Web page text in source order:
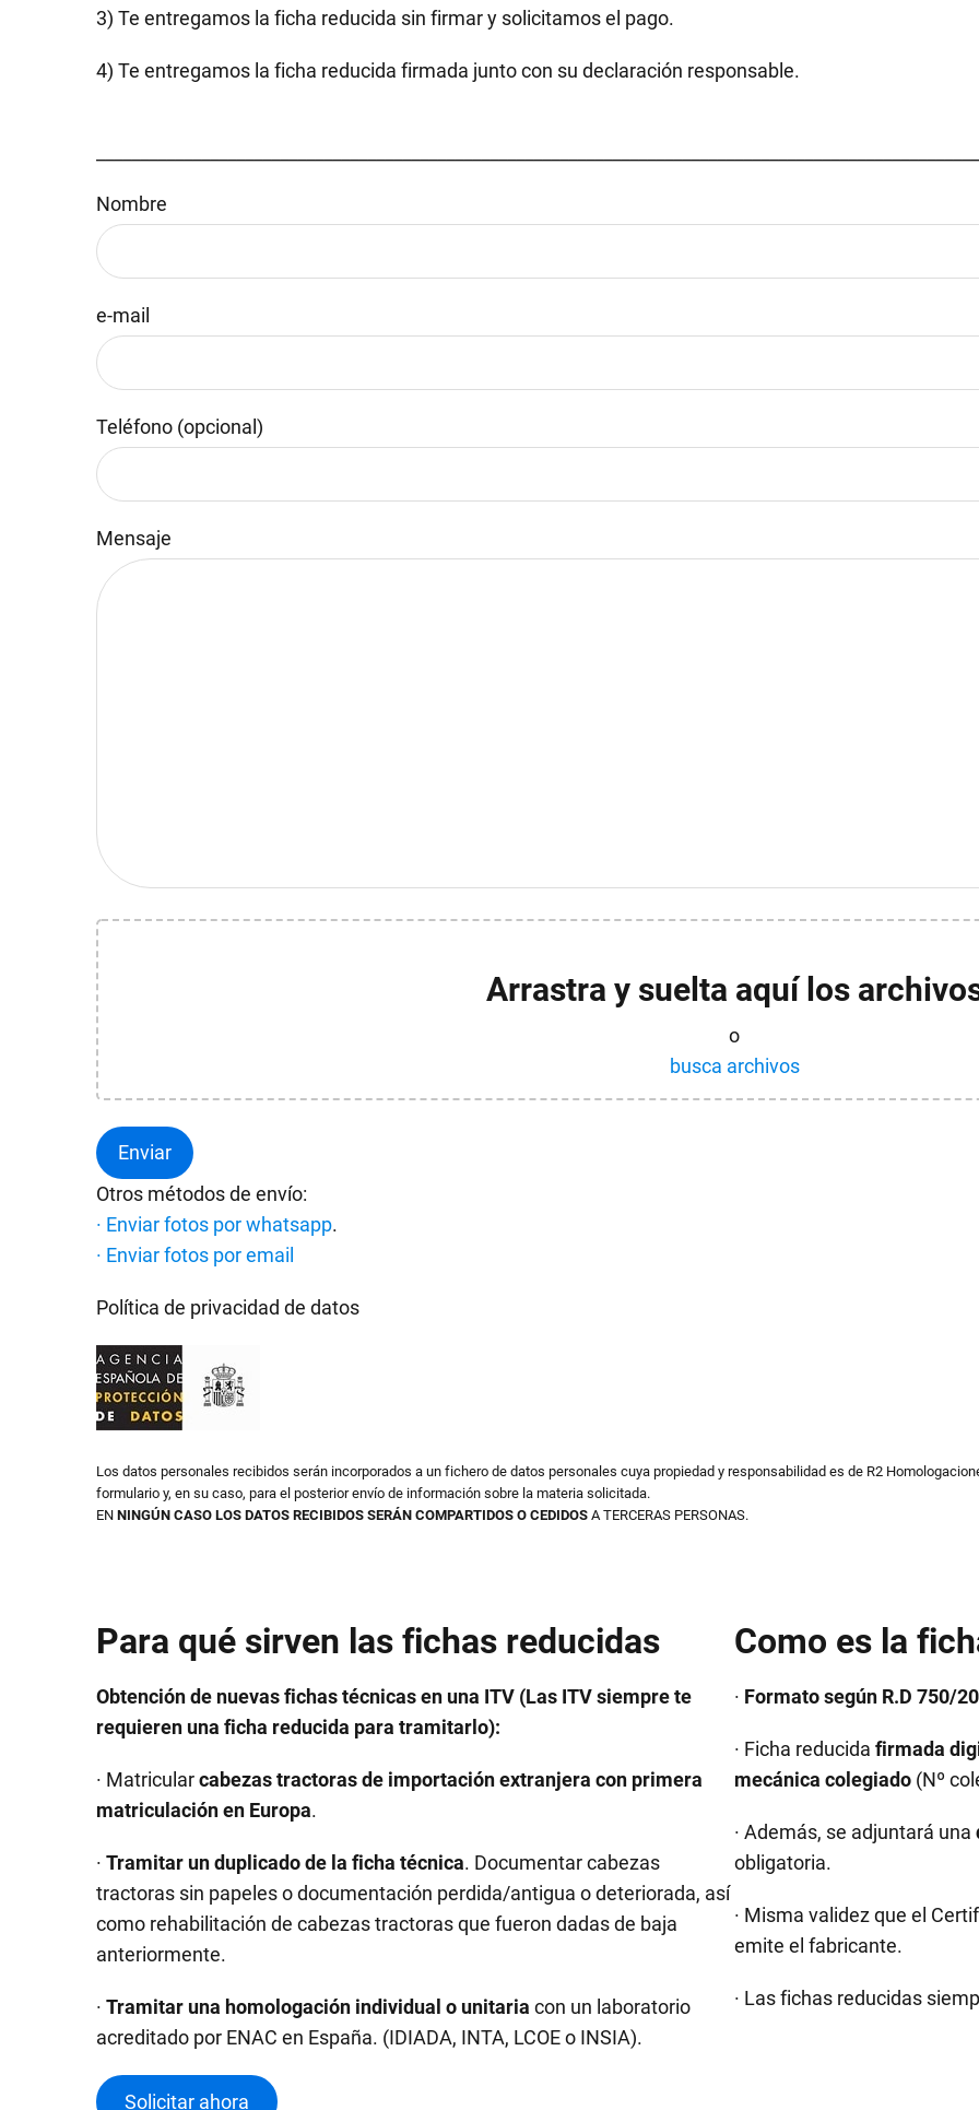
3) Te entregamos la ficha reducida sin firmar y solicitamos el pago.
4) Te entregamos la ficha reducida firmada junto con su declaración responsable.
Nombre
e-mail
Teléfono (opcional)
Por favor, deja este campo vacío.
Mensaje
Arrastra y suelta aquí los
o
busca archivos
Otros métodos de envío:
· Enviar fotos por whatsapp.
· Enviar fotos por email
Política de privacidad de datos
Los datos personales recibidos serán incorporados a un fichero de datos personales cuya propiedad y responsabilidad es de R2
formulario y, en su caso, para el posterior envío de información sobre la materia solicitada.
EN NINGÚN CASO LOS DATOS RECIBIDOS SERÁN COMPARTIDOS O CEDIDOS A TERCERAS PERSONAS.
Para qué sirven las fichas reducidas
Obtención de nuevas fichas técnicas en una ITV (Las ITV siempre te
requieren una ficha reducida para tramitarlo):
· Matricularcabezas tractoras de importación extranjera con primera
matriculación en Europa.
· Tramitar un duplicado de la ficha técnica. Documentar cabezas
tractoras sin papeles o documentación perdida/antigua o deteriorada, así
como rehabilitación de cabezas tractoras que fueron dadas de baja
anteriormente.
· Tramitar una homologación individual o unitaria con un laboratorio
acreditado por ENAC en España. (IDIADA, INTA, LCOE o INSIA).
Como es la
· Formato según R.D 750/
· Ficha reducida firmada
mecánica colegiado (Nº
· Además, se adjuntará una
obligatoria.
· Misma validez que el
emite el fabricante.
· Las fichas reducidas
Solicitar ahora